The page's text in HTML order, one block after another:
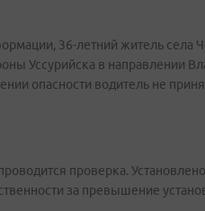
36-летний житель села
Уссурийска в направлении
опасности водитель не
проверка.
за превышение